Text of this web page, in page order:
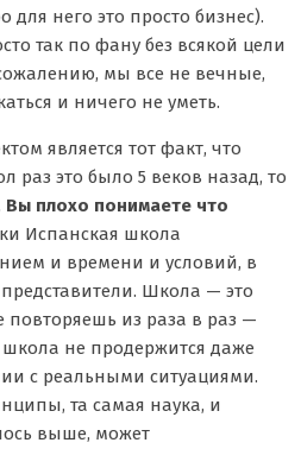
для него это просто бизнес).
так по фану без всякой цели
мы все не вечные,
и ничего не уметь.
является тот факт, что
раз это было 5 веков назад, то
Вы плохо понимаете что
Испанская школа
и времени и условий, в
Школа — это
из раза в раз —
не продержится даже
с реальными ситуациями.
та самая наука, и
выше, может